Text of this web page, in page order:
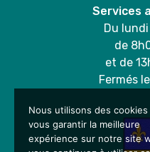
Services
Du
de
et de
Fermés
Nous utilisons des
vous garantir la meilleure
expérience sur notre site